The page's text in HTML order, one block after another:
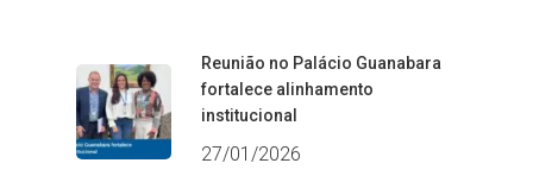
Reunião no Palácio Guanabara
fortalece alinhamento
institucional
27/01/2026